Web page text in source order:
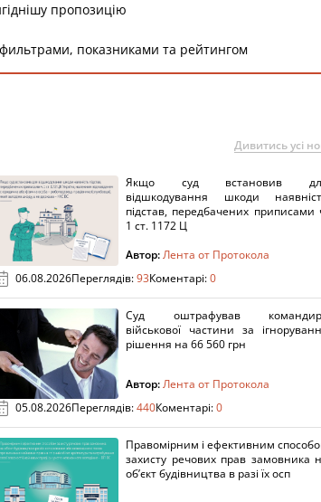
пропозицію
показниками та рейтингом
Дивитись усі
Якщо суд встановив
відшкодування шкоди
підстав, передбачених приписами
1 ст. 1172 Ц
Автор:Лента от Протокола
06.08.2026Переглядів:93Коментарі:0
Суд оштрафував
військової частини за
рішення на 66 560 грн
Автор:Лента от Протокола
05.08.2026Переглядів:440Коментарі:0
Правомірним і ефективним
захисту речових прав замовника
об’єкт будівництва в разі їх осп